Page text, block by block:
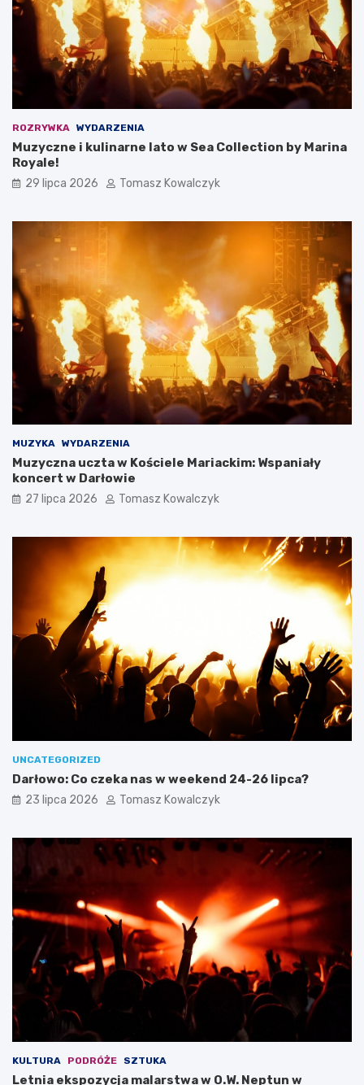
ROZRYWKA WYDARZENIA
Muzyczne i kulinarne lato w Sea Collection by Marina
Royale!
29 lipca 2026 Tomasz Kowalczyk
MUZYKA WYDARZENIA
Muzyczna uczta w Kościele Mariackim: Wspaniały
koncert w Darłowie
27 lipca 2026 Tomasz Kowalczyk
UNCATEGORIZED
Darłowo: Co czeka nas w weekend 24-26 lipca?
23 lipca 2026 Tomasz Kowalczyk
KULTURA PODRÓŻE SZTUKA
Letnia ekspozycja malarstwa w O.W. Neptun w